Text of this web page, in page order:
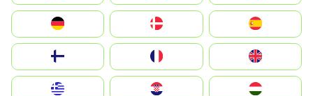
Deutschland
United Kingdom
Magyarország